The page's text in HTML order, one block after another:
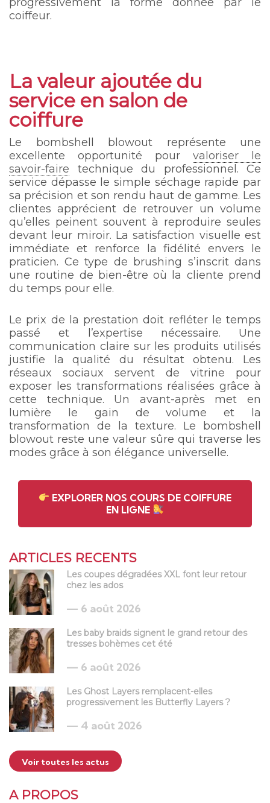
coiffeur.
La valeur ajoutée du
service en salon de
coiffure
Le bombshell blowout représente une
excellente opportunité pour valoriser le
savoir-faire technique du professionnel. Ce
service dépasse le simple séchage rapide par
sa précision et son rendu haut de gamme. Les
clientes apprécient de retrouver un volume
qu’elles peinent souvent à reproduire seules
devant leur miroir. La satisfaction visuelle est
immédiate et renforce la fidélité envers le
praticien. Ce type de brushing s’inscrit dans
une routine de bien-être où la cliente prend
du temps pour elle.
Le prix de la prestation doit refléter le temps
passé et l’expertise nécessaire. Une
communication claire sur les produits utilisés
justifie la qualité du résultat obtenu. Les
réseaux sociaux servent de vitrine pour
exposer les transformations réalisées grâce à
cette technique. Un avant-après met en
lumière le gain de volume et la
transformation de la texture. Le bombshell
blowout reste une valeur sûre qui traverse les
modes grâce à son élégance universelle.
EXPLORER NOS COURS DE COIFFURE
EN LIGNE
ARTICLES RECENTS
Les coupes dégradées XXL font leur retour
chez les ados
6 août 2026
Les baby braids signent le grand retour des
tresses bohèmes cet été
6 août 2026
Les Ghost Layers remplacent-elles
progressivement les Butterfly Layers ?
4 août 2026
Voir toutes les actus
A PROPOS